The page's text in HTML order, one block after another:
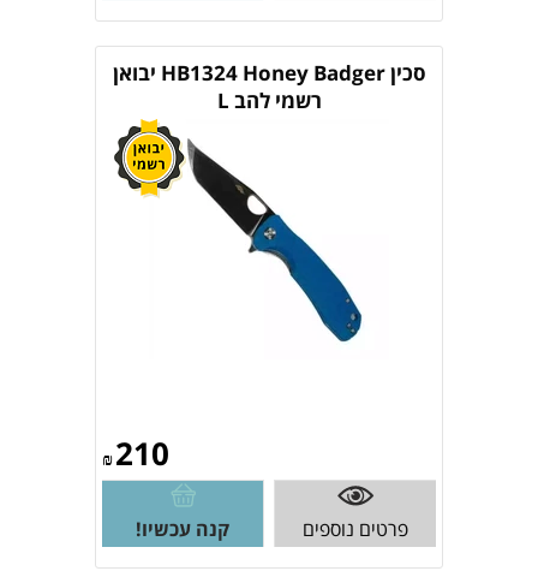
סכין HB1324 Honey Badger יבואן
רשמי להב L
₪210
פרטים נוספים קנה עכשיו!